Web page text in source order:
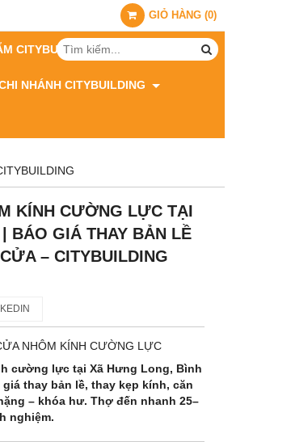
GIỎ HÀNG (0)
CITYBUILDING
NHÁNH CITYBUILDING
KÍNH CƯỜNG LỰC TẠI
BÁO GIÁ THAY BẢN LỀ
– CITYBUILDING
NHÔM KÍNH CƯỜNG LỰC
cường lực tại Xã Hưng Long, Bình
thay bản lề, thay kẹp kính, căn
– khóa hư. Thợ đến nhanh 25–
nghiệm.